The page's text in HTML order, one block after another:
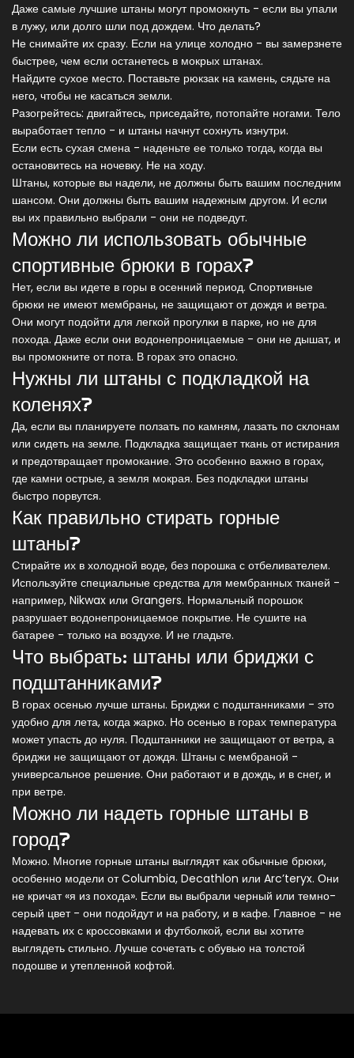
Даже самые лучшие штаны могут промокнуть - если вы упали
в лужу, или долго шли под дождем. Что делать?
Не снимайте их сразу. Если на улице холодно - вы замерзнете
быстрее, чем если останетесь в мокрых штанах.
Найдите сухое место. Поставьте рюкзак на камень, сядьте на
него, чтобы не касаться земли.
Разогрейтесь: двигайтесь, приседайте, потопайте ногами. Тело
выработает тепло - и штаны начнут сохнуть изнутри.
Если есть сухая смена - наденьте ее только тогда, когда вы
остановитесь на ночевку. Не на ходу.
Штаны, которые вы надели, не должны быть вашим последним
шансом. Они должны быть вашим надежным другом. И если
вы их правильно выбрали - они не подведут.
Можно ли использовать обычные
спортивные брюки в горах?
Нет, если вы идете в горы в осенний период. Спортивные
брюки не имеют мембраны, не защищают от дождя и ветра.
Они могут подойти для легкой прогулки в парке, но не для
похода. Даже если они водонепроницаемые - они не дышат, и
вы промокните от пота. В горах это опасно.
Нужны ли штаны с подкладкой на
коленях?
Да, если вы планируете ползать по камням, лазать по склонам
или сидеть на земле. Подкладка защищает ткань от истирания
и предотвращает промокание. Это особенно важно в горах,
где камни острые, а земля мокрая. Без подкладки штаны
быстро порвутся.
Как правильно стирать горные
штаны?
Стирайте их в холодной воде, без порошка с отбеливателем.
Используйте специальные средства для мембранных тканей -
например, Nikwax или Grangers. Нормальный порошок
разрушает водонепроницаемое покрытие. Не сушите на
батарее - только на воздухе. И не гладьте.
Что выбрать: штаны или бриджи с
подштанниками?
В горах осенью лучше штаны. Бриджи с подштанниками - это
удобно для лета, когда жарко. Но осенью в горах температура
может упасть до нуля. Подштанники не защищают от ветра, а
бриджи не защищают от дождя. Штаны с мембраной -
универсальное решение. Они работают и в дождь, и в снег, и
при ветре.
Можно ли надеть горные штаны в
город?
Можно. Многие горные штаны выглядят как обычные брюки,
особенно модели от Columbia, Decathlon или Arc’teryx. Они
не кричат «я из похода». Если вы выбрали черный или темно-
серый цвет - они подойдут и на работу, и в кафе. Главное - не
надевать их с кроссовками и футболкой, если вы хотите
выглядеть стильно. Лучше сочетать с обувью на толстой
подошве и утепленной кофтой.